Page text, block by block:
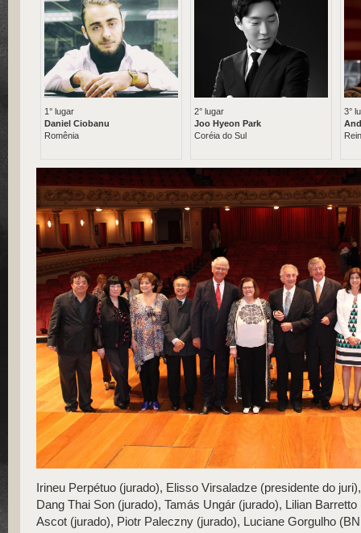
1° lugar
Daniel Ciobanu
Romênia
2° lugar
Joo Hyeon Park
Coréia do Sul
3°
​Irineu Perpétuo (jurado), Elisso Virsaladze (presidente do
Dang Thai Son (jurado), Tamás Ungár (jurado), Lilian
Ascot (jurado), Piotr Paleczny (jurado), Luciane Gorgulho